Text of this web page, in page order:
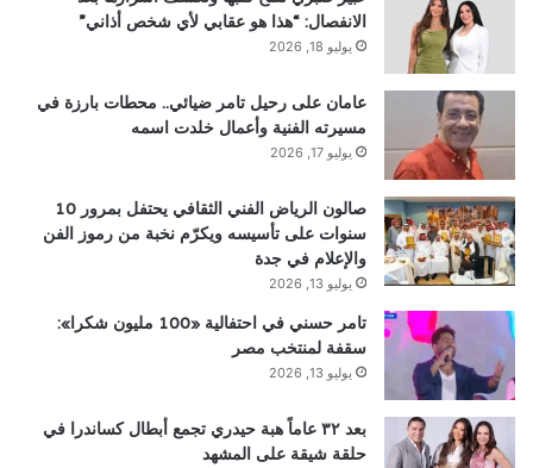
الانفصال: “هذا هو عقابي لأي شخص أذاني”
يوليو 18, 2026
عامان على رحيل تامر ضيائي.. محطات بارزة في
مسيرته الفنية وأعمال خلدت اسمه
يوليو 17, 2026
صالون الرياض الفني الثقافي يحتفل بمرور 10
سنوات على تأسيسه ويكرّم نخبة من رموز الفن
والإعلام في جدة
يوليو 13, 2026
تامر حسني في احتفالية «100 مليون شكرا»:
سقفة لمنتخب مصر
يوليو 13, 2026
بعد ٣٢ عاماً هبة حيدري تجمع أبطال كساندرا في
حلقة شيقة على المشهد